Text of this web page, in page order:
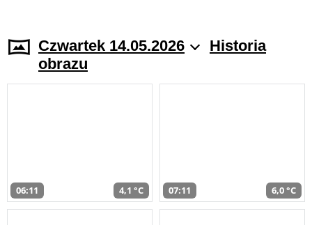
Czwartek 14.05.2026
Historia
obrazu
06:11 4,1 °C 07:11 6,0 °C